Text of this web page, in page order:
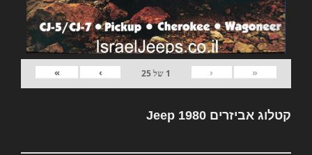
«
‹
1 של25
›
»
קטלוג אביזרים Jeep 1980